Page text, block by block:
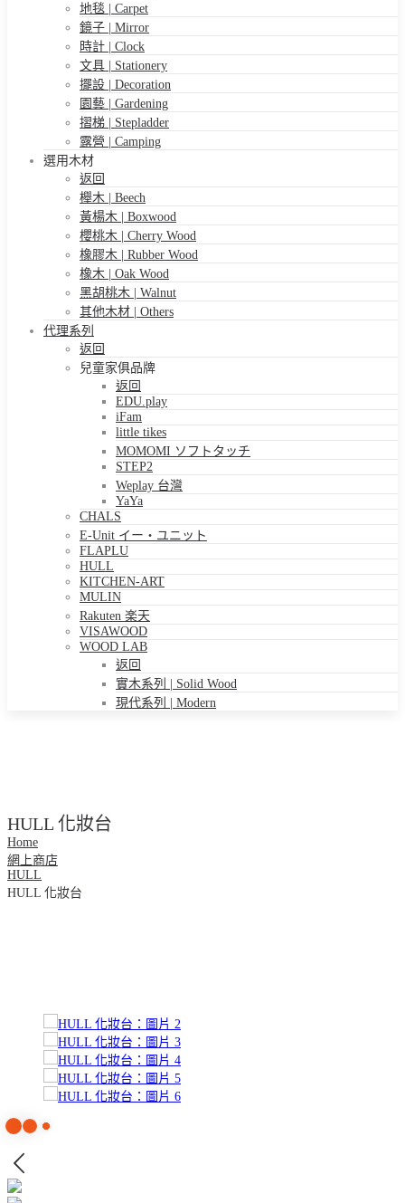
地毯 | Carpet
鏡子 | Mirror
時計 | Clock
文具 | Stationery
擺設 | Decoration
園藝 | Gardening
摺梯 | Stepladder
露營 | Camping
選用木材
返回
櫸木 | Beech
黃楊木 | Boxwood
櫻桃木 | Cherry Wood
橡膠木 | Rubber Wood
橡木 | Oak Wood
黑胡桃木 | Walnut
其他木材 | Others
代理系列
返回
兒童家俱品牌
返回
EDU.play
iFam
little tikes
MOMOMI ソフトタッチ
STEP2
Weplay 台灣
YaYa
CHALS
E-Unit イー・ユニット
FLAPLU
HULL
KITCHEN-ART
MULIN
Rakuten 楽天
VISAWOOD
WOOD LAB
返回
實木系列 | Solid Wood
現代系列 | Modern
HULL 化妝台
Home
網上商店
HULL
HULL 化妝台